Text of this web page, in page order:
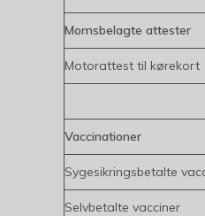
Momsbelagte attester
Motorattest til kørekort
Vaccinationer
Sygesikringsbetalte
Selvbetalte vacciner